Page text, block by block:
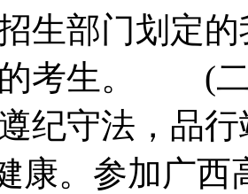
生部门划定
的考生。 (
遵纪守法，
康。参加广